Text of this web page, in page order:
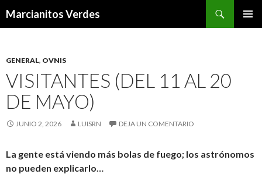
Marcianitos Verdes
GENERAL, OVNIS
VISITANTES (DEL 11 AL 20
DE MAYO)
JUNIO 2, 2026 LUISRN DEJA UN COMENTARIO
La gente está viendo más bolas de fuego; los astrónomos
no pueden explicarlo…